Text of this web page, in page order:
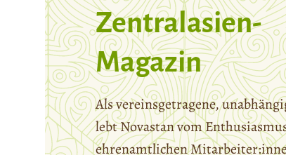
Zentralasien-
Magazin
Als vereinsgetragene,
lebt Novastan vom
ehrenamtlichen